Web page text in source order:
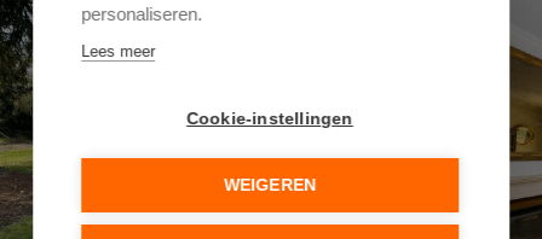
personaliseren.
Lees meer
Cookie-instellingen
WEIGEREN